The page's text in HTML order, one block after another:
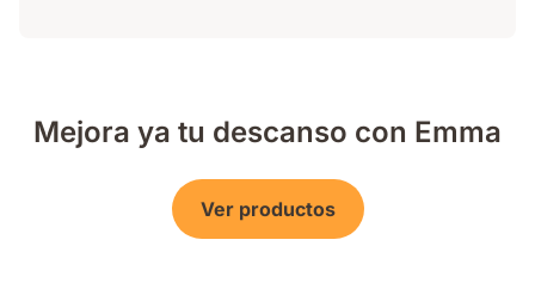
Mejora ya tu descanso con Emma
Ver productos